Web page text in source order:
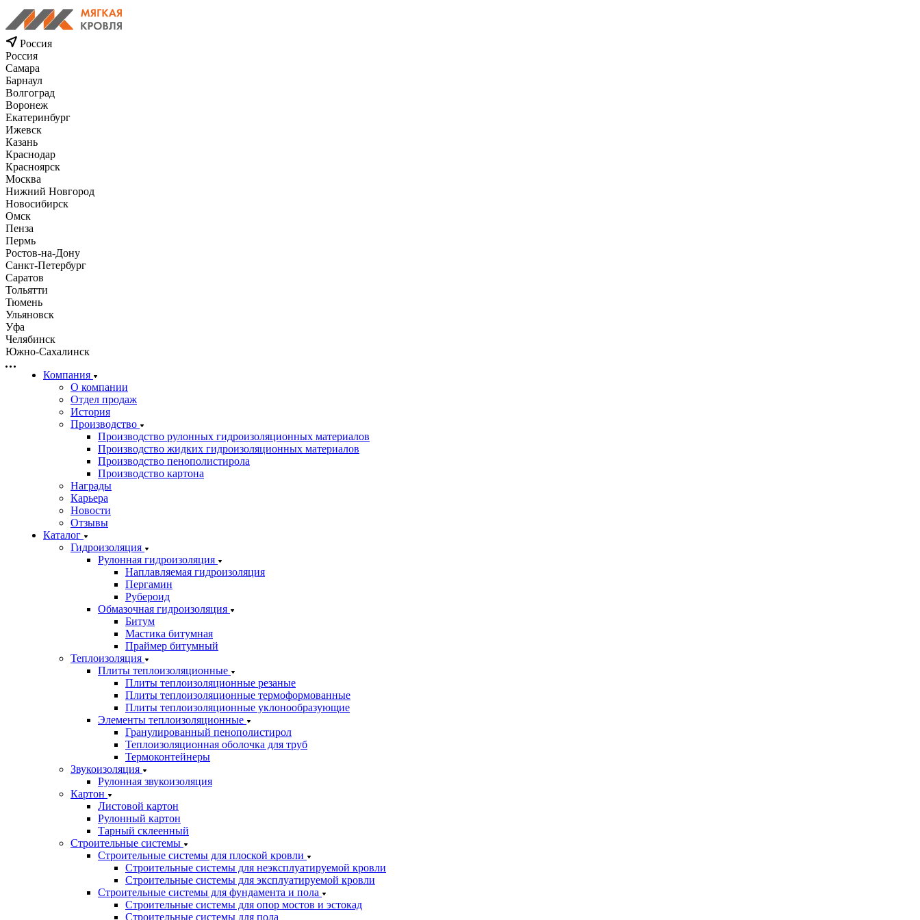
Россия
Россия
Самара
Барнаул
Волгоград
Воронеж
Екатеринбург
Ижевск
Казань
Краснодар
Красноярск
Москва
Нижний Новгород
Новосибирск
Омск
Пенза
Пермь
Ростов-на-Дону
Санкт-Петербург
Саратов
Тольятти
Тюмень
Ульяновск
Уфа
Челябинск
Южно-Сахалинск
Компания
О компании
Отдел продаж
История
Производство
Производство рулонных гидроизоляционных материалов
Производство жидких гидроизоляционных материалов
Производство пенополистирола
Производство картона
Награды
Карьера
Новости
Отзывы
Каталог
Гидроизоляция
Рулонная гидроизоляция
Наплавляемая гидроизоляция
Пергамин
Рубероид
Обмазочная гидроизоляция
Битум
Мастика битумная
Праймер битумный
Теплоизоляция
Плиты теплоизоляционные
Плиты теплоизоляционные резаные
Плиты теплоизоляционные термоформованные
Плиты теплоизоляционные уклонообразующие
Элементы теплоизоляционные
Гранулированный пенополистирол
Теплоизоляционная оболочка для труб
Термоконтейнеры
Звукоизоляция
Рулонная звукоизоляция
Картон
Листовой картон
Рулонный картон
Тарный склеенный
Строительные системы
Строительные системы для плоской кровли
Строительные системы для неэксплуатируемой кровли
Строительные системы для эксплуатируемой кровли
Строительные системы для фундамента и пола
Строительные системы для опор мостов и эстокад
Строительные системы для пола